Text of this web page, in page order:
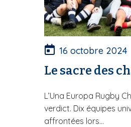
16 octobre 2024
Le sacre des
L’Una Europa Rugby
verdict. Dix équipes
affrontées lors...